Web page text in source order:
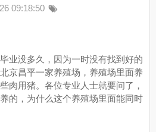
09:18:50
没多久，因为一时没有找到好的
京昌平一家养殖场，养殖场里面养
肉用猪。各位专业人士就要问了，
的，为什么这个养殖场里面能同时